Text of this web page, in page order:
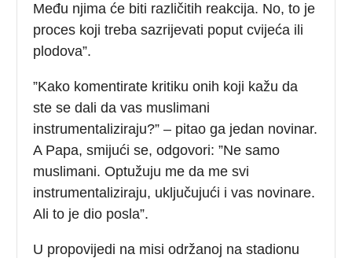
Među njima će biti različitih reakcija. No, to je
proces koji treba sazrijevati poput cvijeća ili
plodova”.
”Kako komentirate kritiku onih koji kažu da
ste se dali da vas muslimani
instrumentaliziraju?” – pitao ga jedan novinar.
A Papa, smijući se, odgovori: ”Ne samo
muslimani. Optužuju me da me svi
instrumentaliziraju, uključujući i vas novinare.
Ali to je dio posla”.
U propovijedi na misi održanoj na stadionu